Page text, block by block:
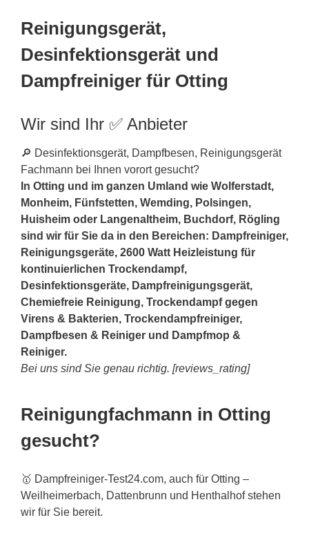
Reinigungsgerät,
Desinfektionsgerät und
Dampfreiniger für Otting
Wir sind Ihr ✅ Anbieter
🔎 Desinfektionsgerät, Dampfbesen, Reinigungsgerät
Fachmann bei Ihnen vorort gesucht?
In Otting und im ganzen Umland wie Wolferstadt,
Monheim, Fünfstetten, Wemding, Polsingen,
Huisheim oder Langenaltheim, Buchdorf, Rögling
sind wir für Sie da in den Bereichen: Dampfreiniger,
Reinigungsgeräte, 2600 Watt Heizleistung für
kontinuierlichen Trockendampf,
Desinfektionsgeräte, Dampfreinigungsgerät,
Chemiefreie Reinigung, Trockendampf gegen
Virens & Bakterien, Trockendampfreiniger,
Dampfbesen & Reiniger und Dampfmop &
Reiniger.
Bei uns sind Sie genau richtig. [reviews_rating]
Reinigungfachmann in Otting
gesucht?
🥇 Dampfreiniger-Test24.com, auch für Otting –
Weilheimerbach, Dattenbrunn und Henthalhof stehen
wir für Sie bereit.